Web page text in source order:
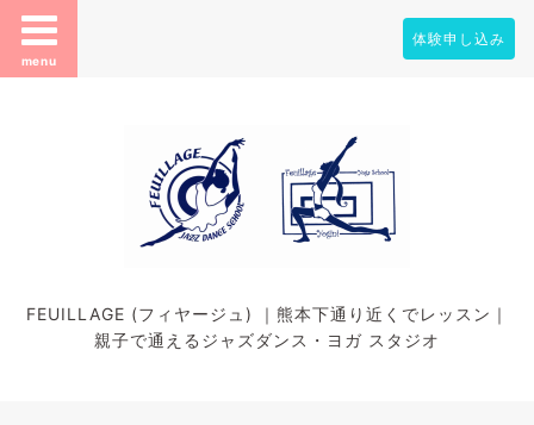
menu
体験申し込み
FEUILLAGE (フィヤージュ) ｜熊本下通り近くでレッスン｜
親子で通えるジャズダンス・ヨガ スタジオ